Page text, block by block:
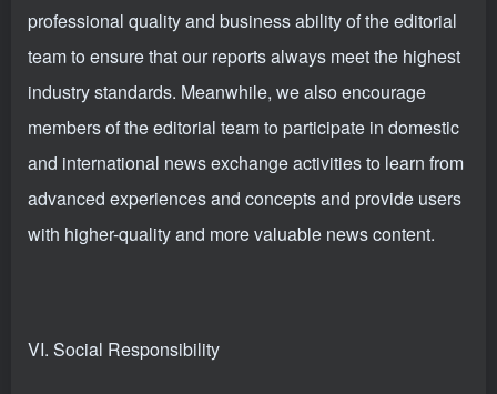
professional quality and business ability of the editorial
team to ensure that our reports always meet the highest
industry standards. Meanwhile, we also encourage
members of the editorial team to participate in domestic
and international news exchange activities to learn from
advanced experiences and concepts and provide users
with higher-quality and more valuable news content.
VI. Social Responsibility